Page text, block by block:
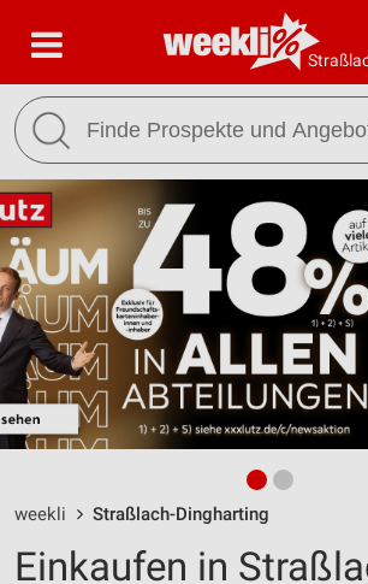
weekli Straßlach-Dingharting
Einkaufen in